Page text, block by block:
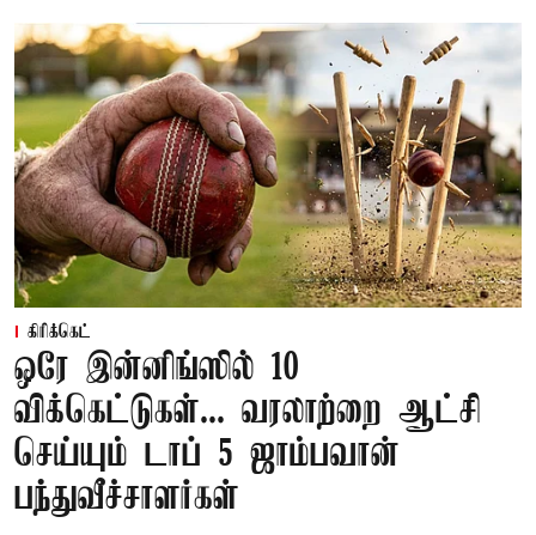
கிரிக்கெட்
ஒரே இன்னிங்ஸில் 10
விக்கெட்டுகள்... வரலாற்றை ஆட்சி
செய்யும் டாப் 5 ஜாம்பவான்
பந்துவீச்சாளர்கள்